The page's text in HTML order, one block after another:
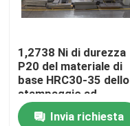
Casa
Prodotti
1,2738 Ni di durezza
P20 del materiale di
base HRC30-35 dello
stampaggio ad
iniezione
Invia richiesta